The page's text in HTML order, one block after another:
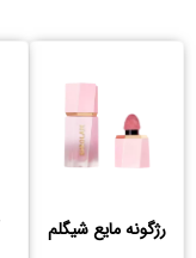
رژگونه مایع شیگلم